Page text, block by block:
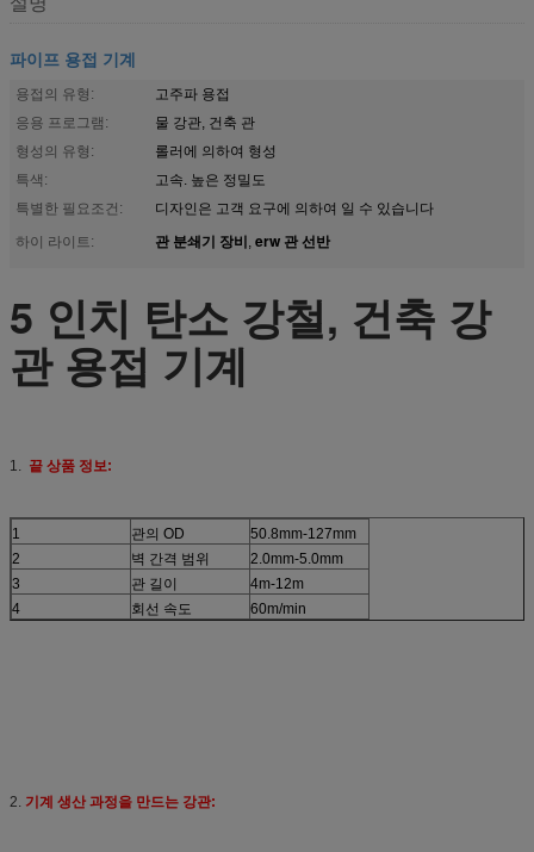
파이프 용접 기계
용접의 유형:
고주파 용접
응용 프로그램:
물 강관, 건축 관
형성의 유형:
롤러에 의하여 형성
특색:
고속. 높은 정밀도
특별한 필요조건:
디자인은 고객 요구에 의하여 일 수 있습니다
하이 라이트:
관 분쇄기 장비, erw 관 선반
5 인치 탄소 강철, 건축 강
관 용접 기계
1. 끝 상품 정보:
1 관의 OD
50.8mm-127mm
2
벽 간격 범위
2.0mm-5.0mm
3
관 길이
4m-12m
4
회선 속도 60m/min
2. 기계 생산 과정을 만드는 강관: